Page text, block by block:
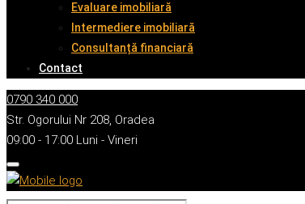
Evaluare imobiliară
Intermediere imobiliară
Consultanță financiară
Contact
0790 340 000
Str. Ogorului Nr 208, Oradea
09:00 - 17:00 Luni - Vineri